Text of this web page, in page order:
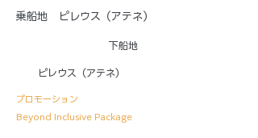
乗船地 ピレウス（アテネ）
下船地
ピレウス（アテネ）
プロモーション
Beyond Inclusive Package